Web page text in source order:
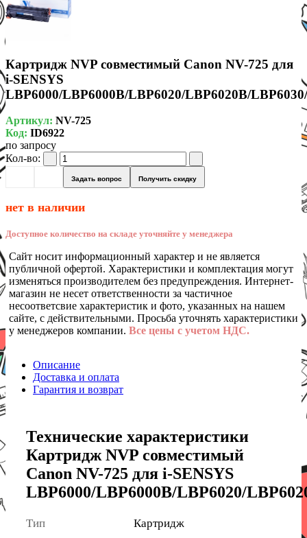
Картридж NVP совместимый Canon NV-725 для
i-SENSYS
LBP6000/LBP6000B/LBP6020/LBP6020B/
Артикул: NV-725
Код: ID6922
по запросу
Кол-во:
Задать вопрос Получить скидку
нет в наличии
Доступное количество на складе уточняйте у менеджера
Сайт носит информационный характер и не является
публичной офертой. Характеристики и комплектация могут
изменяться производителем без предупреждения. Интернет-
магазин не несет ответственности за частичное
несоответсвие характеристик и фото, указанных на нашем
сайте, с действительными. Просьба уточнять характеристики
у менеджеров компании. Все цены с учетом НДС.
Описание
Доставка и оплата
Гарантия и возврат
Технические характеристики
Картридж NVP совместимый
Canon NV-725 для i-SENSYS
LBP6000/LBP6000B/LBP6020/
Тип Картридж